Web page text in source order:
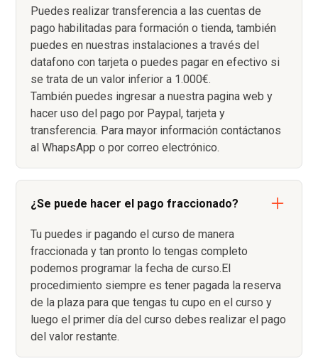
Puedes realizar transferencia a las cuentas de
pago habilitadas para formación o tienda, también
puedes en nuestras instalaciones a través del
datafono con tarjeta o puedes pagar en efectivo si
se trata de un valor inferior a 1.000€.
También puedes ingresar a nuestra pagina web y
hacer uso del pago por Paypal, tarjeta y
transferencia. Para mayor información contáctanos
al WhapsApp o por correo electrónico.
¿Se puede hacer el pago fraccionado?
Tu puedes ir pagando el curso de manera
fraccionada y tan pronto lo tengas completo
podemos programar la fecha de curso.El
procedimiento siempre es tener pagada la reserva
de la plaza para que tengas tu cupo en el curso y
luego el primer día del curso debes realizar el pago
del valor restante.